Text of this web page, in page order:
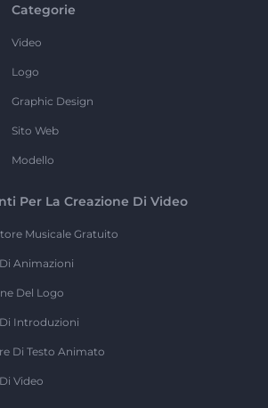
Categorie
Video
Logo
Graphic Design
Sito Web
Modello
Per La Creazione Di Video
Musicale Gratuito
Animazioni
Del Logo
Introduzioni
Di Testo Animato
Video